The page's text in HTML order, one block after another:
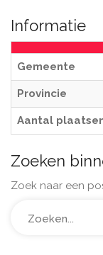
Informatie
Gemeente
Provincie
Aantal
Zoeken
Zoek naar een